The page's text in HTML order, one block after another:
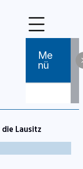
Me
Nü
die Lausitz